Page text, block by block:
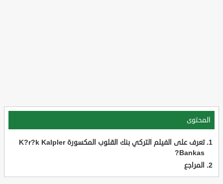
المحتوى
تعرف على الفيلم التركي بنك القلوب المكسورة K?r?k Kalpler
Bankas?
المراجع